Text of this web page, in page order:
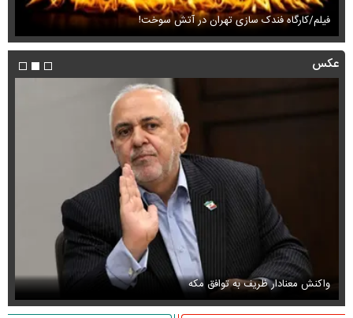
فیلم/کارگاه فندک سازی تهران در آتش سوخت!
عکس
واکنش معنادار ظریف به توافق مکه